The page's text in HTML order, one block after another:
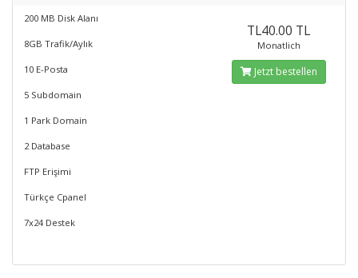
200 MB Disk Alanı
8GB Trafik/Aylık
10 E-Posta
5 Subdomain
1 Park Domain
2 Database
FTP Erişimi
Türkçe Cpanel
7x24 Destek
TL40.00 TL
Monatlich
Jetzt bestellen